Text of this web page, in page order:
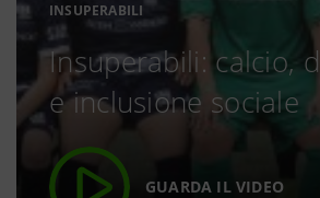
INSUPERABILI
Insuperabili: calcio,
e inclusione sociale
GUARDA IL VIDEO